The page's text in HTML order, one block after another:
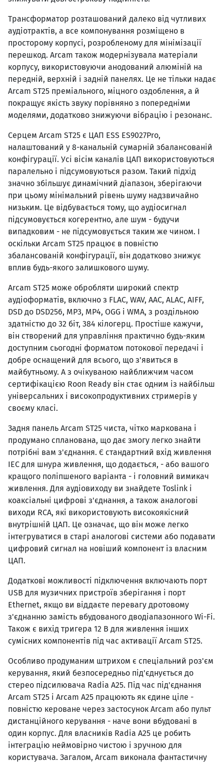
Трансформатор розташований далеко від чутливих
аудіотрактів, а все компонування розміщено в
просторому корпусі, розробленому для мінімізації
перешкод. Arcam також модернізувала матеріали
корпусу, використовуючи анодований алюміній на
передній, верхній і задній панелях. Це не тільки надає
Arcam ST25 преміального, міцного оздоблення, а й
покращує якість звуку порівняно з попередніми
моделями, додатково знижуючи вібрацію і резонанс.
Серцем Arcam ST25 є ЦАП ESS ES9027Pro,
налаштований у 8-канальній сумарній збалансованій
конфігурації. Усі вісім каналів ЦАП використовуються
паралельно і підсумовуються разом. Такий підхід
значно збільшує динамічний діапазон, зберігаючи
при цьому мінімальний рівень шуму надзвичайно
низьким. Це відбувається тому, що аудіосигнал
підсумовується когерентно, але шум - будучи
випадковим - не підсумовується таким же чином. І
оскільки Arcam ST25 працює в повністю
збалансованій конфігурації, він додатково знижує
вплив будь-якого залишкового шуму.
Arcam ST25 може обробляти широкий спектр
аудіоформатів, включно з FLAC, WAV, AAC, ALAC, AIFF,
DSD до DSD256, MP3, MP4, OGG і WMA, з роздільною
здатністю до 32 біт, 384 кілогерц. Простіше кажучи,
він створений для управління практично будь-яким
доступним сьогодні форматом потокової передачі і
добре оснащений для всього, що з'явиться в
майбутньому. А з очікуваною найближчим часом
сертифікацією Roon Ready він стає одним із найбільш
універсальних і високопродуктивних стримерів у
своєму класі.
Задня панель Arcam ST25 чиста, чітко маркована і
продумано спланована, що дає змогу легко знайти
потрібні вам з'єднання. Є стандартний вхід живлення
IEC для шнура живлення, що додається, - або вашого
кращого поліпшеного варіанта - і головний вимикач
живлення. Для аудіовиходу ви знайдете Toslink і
коаксіальні цифрові з'єднання, а також аналогові
виходи RCA, які використовують високоякісний
внутрішній ЦАП. Це означає, що він може легко
інтегруватися в старі аналогові системи або подавати
цифровий сигнал на новіший компонент із власним
ЦАП.
Додаткові можливості підключення включають порт
USB для музичних пристроїв зберігання і порт
Ethernet, якщо ви віддаєте перевагу дротовому
з'єднанню замість вбудованого дводіапазонного Wi-Fi.
Також є вихід тригера 12 В для живлення інших
сумісних компонентів під час активації Arcam ST25.
Особливо продуманим штрихом є спеціальний роз'єм
керування, який безпосередньо під'єднується до
стерео підсилювача Radia A25. Під час під'єднання
Arcam ST25 і Arcam A25 працюють як єдине ціле -
повністю кероване через застосунок Arcam або пульт
дистанційного керування - наче вони вбудовані в
один корпус. Для власників Radia A25 це робить
інтеграцію неймовірно чистою і зручною для
користувача. Загалом, Arcam виконала фантастичну